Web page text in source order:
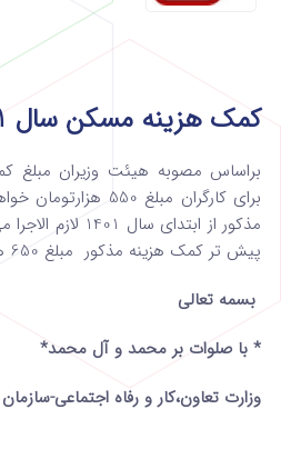
کمک هزینه مسکن سال 1401
برای کارگران مبلغ
مذکور از ابتدای
پیش تر کمک هزینه مذکور مبلغ 650 هزار تومان اعلام شده بود .
بسمه تعالی
* با صلوات بر محمد و آل محمد*
وزارت تعاون،کار و رفاه اجتماعی-